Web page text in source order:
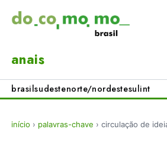
anais
brasilsudestenorte/nordestesulint
início › palavras-chave › circulação de